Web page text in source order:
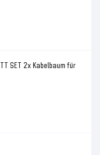
SET 2x Kabelbaum für